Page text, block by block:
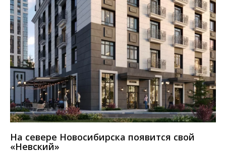
На севере Новосибирска появится свой
«Невский»